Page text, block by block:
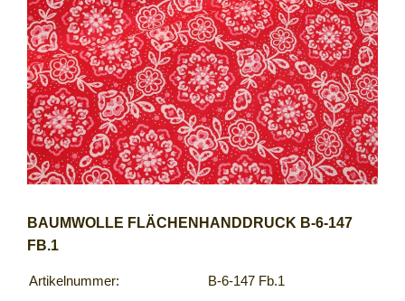
BAUMWOLLE FLÄCHENHANDDRUCK B-6-147
FB.1
Artikelnummer: B-6-147 Fb.1